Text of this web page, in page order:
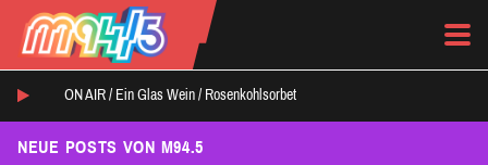
ON AIR / Ein Glas Wein / Rosenkohlsorbet
NEUE POSTS VON M94.5